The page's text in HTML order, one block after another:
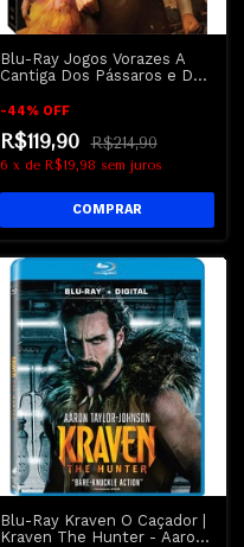
Blu-Ray Jogos Vorazes A
Cantiga Dos Pássaros e Das
Games The Ballad Of
-44% OFF
R$119,90 R$214,90
6 x de R$19,98 sem juros
Blu-Ray Kraven O Caçador |
Kraven The Hunter - Aaron